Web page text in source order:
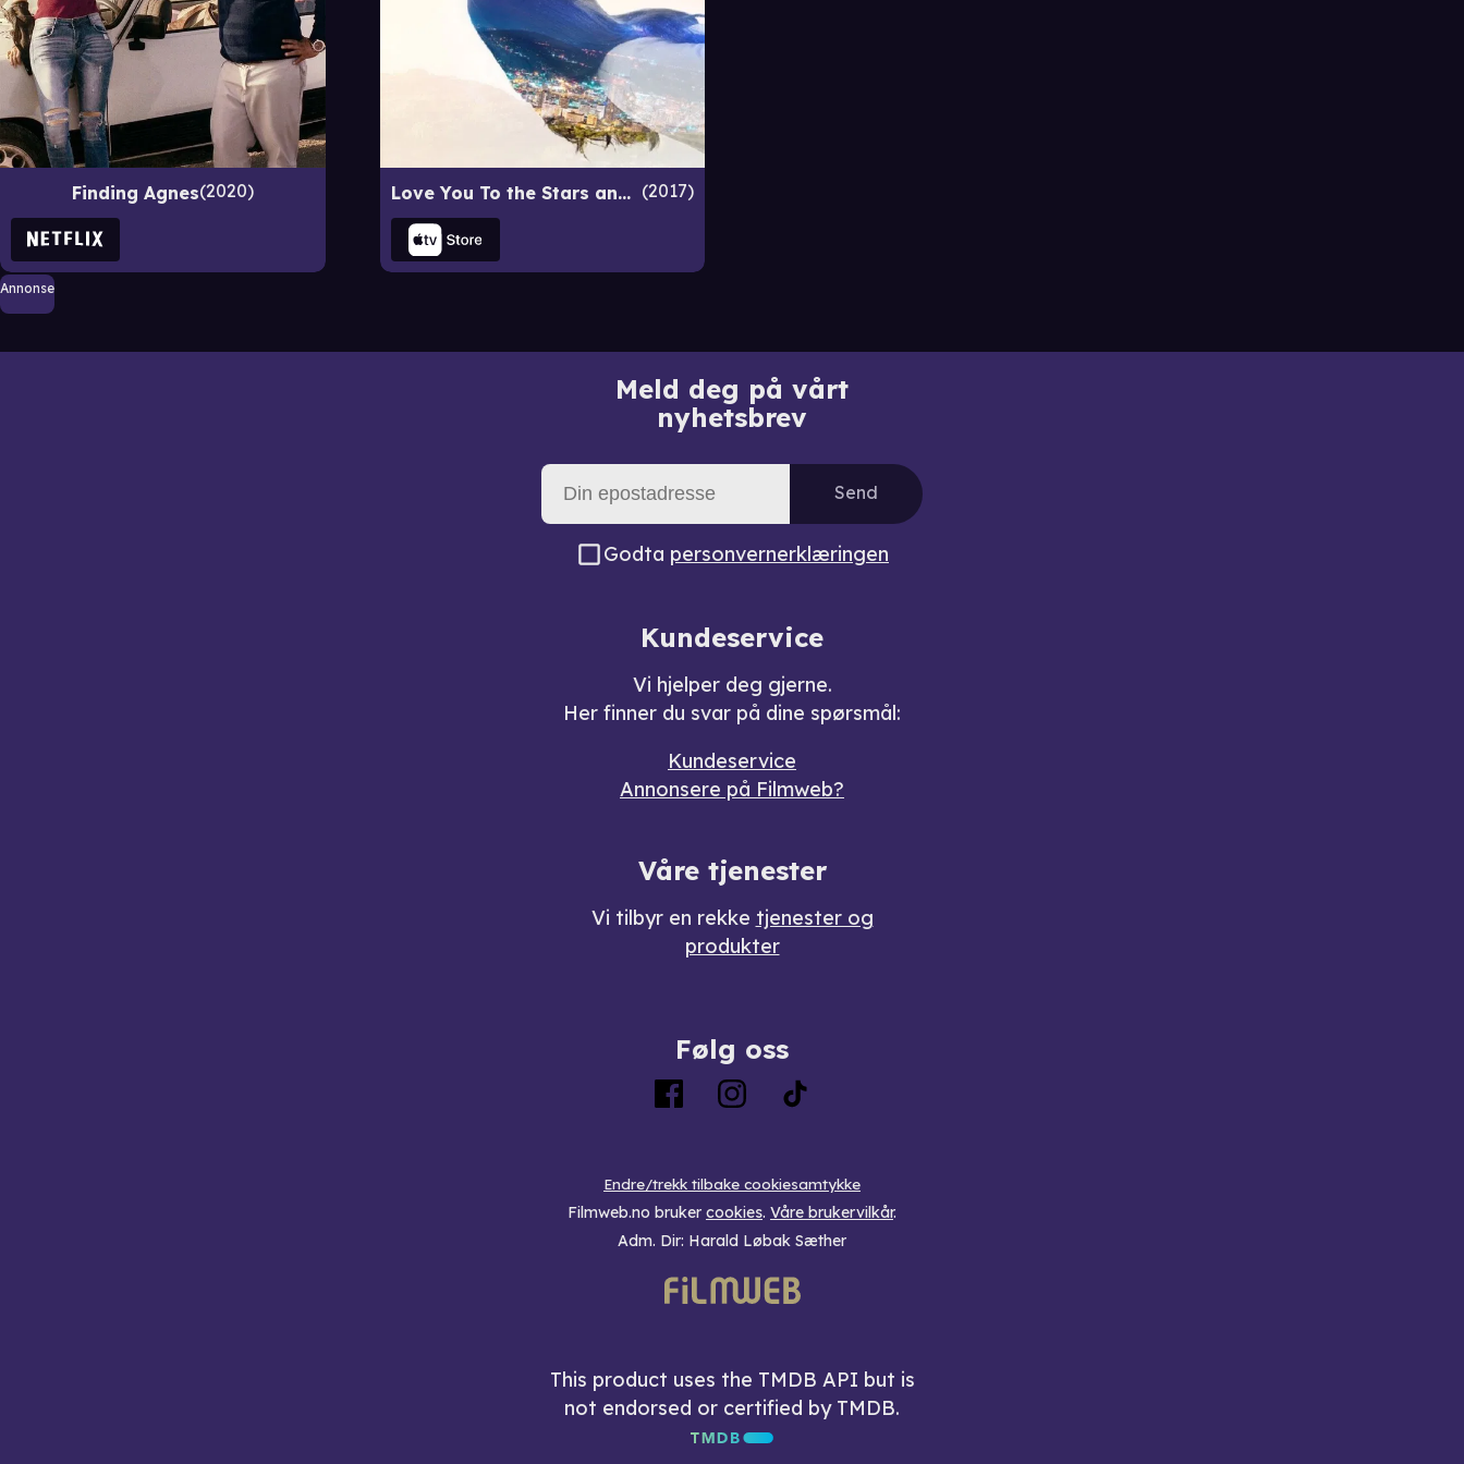
Finding Agnes 2020 Love You To the Stars and Back 2017
Annonse
Meld deg på vårt
nyhetsbrev
Send
Godta personvernerklæringen
Kundeservice
Vi hjelper deg gjerne.
Her finner du svar på dine spørsmål:
Kundeservice
Annonsere på Filmweb?
Våre tjenester
Vi tilbyr en rekke tjenester og
produkter
Følg oss
Endre/trekk tilbake cookiesamtykke
Filmweb.no bruker cookies. Våre brukervilkår.
Adm. Dir: Harald Løbak Sæther
This product uses the TMDB API but is
not endorsed or certified by TMDB.